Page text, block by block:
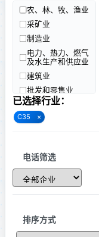
湖北
湖南
广东
广西
海南
重庆
四川
贵州
云南
甘肃
青海
香港
澳门
农、林、牧、渔业
采矿业
制造业
电力、热力、燃气
及水生产和供应业
建筑业
批发和零售业
交通运输、仓储和
邮政业
信息技术服务业
房地产业
务业
水利、环境和公共
已选择行业：
C35 ×
电话筛选
排序方式